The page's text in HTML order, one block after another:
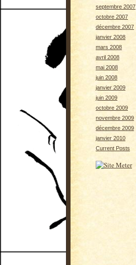
septembre 2007
octobre 2007
décembre 2007
janvier 2008
mars 2008
avril 2008
mai 2008
juin 2008
janvier 2009
juin 2009
octobre 2009
novembre 2009
décembre 2009
janvier 2010
Current Posts